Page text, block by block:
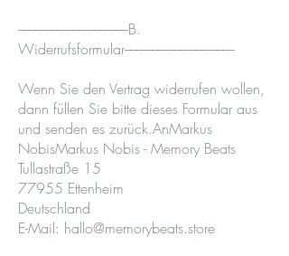
––––––––––––––––––––B.
Widerrufsformular––––––––––––––––––––
Wenn Sie den Vertrag widerrufen wollen,
dann füllen Sie bitte dieses Formular aus
und senden es zurück.AnMarkus
NobisMarkus Nobis - Memory Beats
Tullastraße 15
77955 Ettenheim
Deutschland
E-Mail: hallo@memorybeats.store